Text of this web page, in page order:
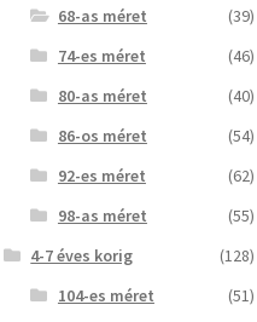
68-as méret
(39)
74-es méret
(46)
80-as méret
(40)
86-os méret
(54)
92-es méret
(62)
98-as méret
(55)
4-7 éves korig
(128)
104-es méret
(51)